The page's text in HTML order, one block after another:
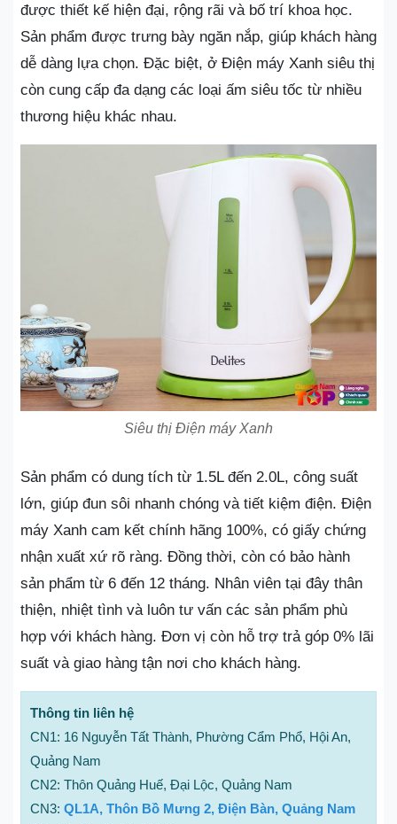
được thiết kế hiện đại, rộng rãi và bố trí khoa học.
Sản phẩm được trưng bày ngăn nắp, giúp khách hàng
dễ dàng lựa chọn. Đặc biệt, ở Điện máy Xanh siêu thị
còn cung cấp đa dạng các loại ấm siêu tốc từ nhiều
thương hiệu khác nhau.
Siêu thị Điện máy Xanh
Sản phẩm có dung tích từ 1.5L đến 2.0L, công suất
lớn, giúp đun sôi nhanh chóng và tiết kiệm điện. Điện
máy Xanh cam kết chính hãng 100%, có giấy chứng
nhận xuất xứ rõ ràng. Đồng thời, còn có bảo hành
sản phẩm từ 6 đến 12 tháng. Nhân viên tại đây thân
thiện, nhiệt tình và luôn tư vấn các sản phẩm phù
hợp với khách hàng. Đơn vị còn hỗ trợ trả góp 0% lãi
suất và giao hàng tận nơi cho khách hàng.
Thông tin liên hệ
CN1: 16 Nguyễn Tất Thành, Phường Cẩm Phổ, Hội An,
Quảng Nam
CN2: Thôn Quảng Huế, Đại Lộc, Quảng Nam
CN3: QL1A, Thôn Bồ Mưng 2, Điện Bàn, Quảng Nam